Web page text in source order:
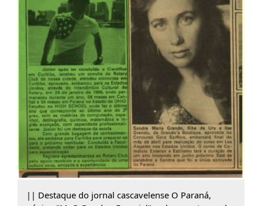
|| Destaque do jornal cascavelense O Paraná,